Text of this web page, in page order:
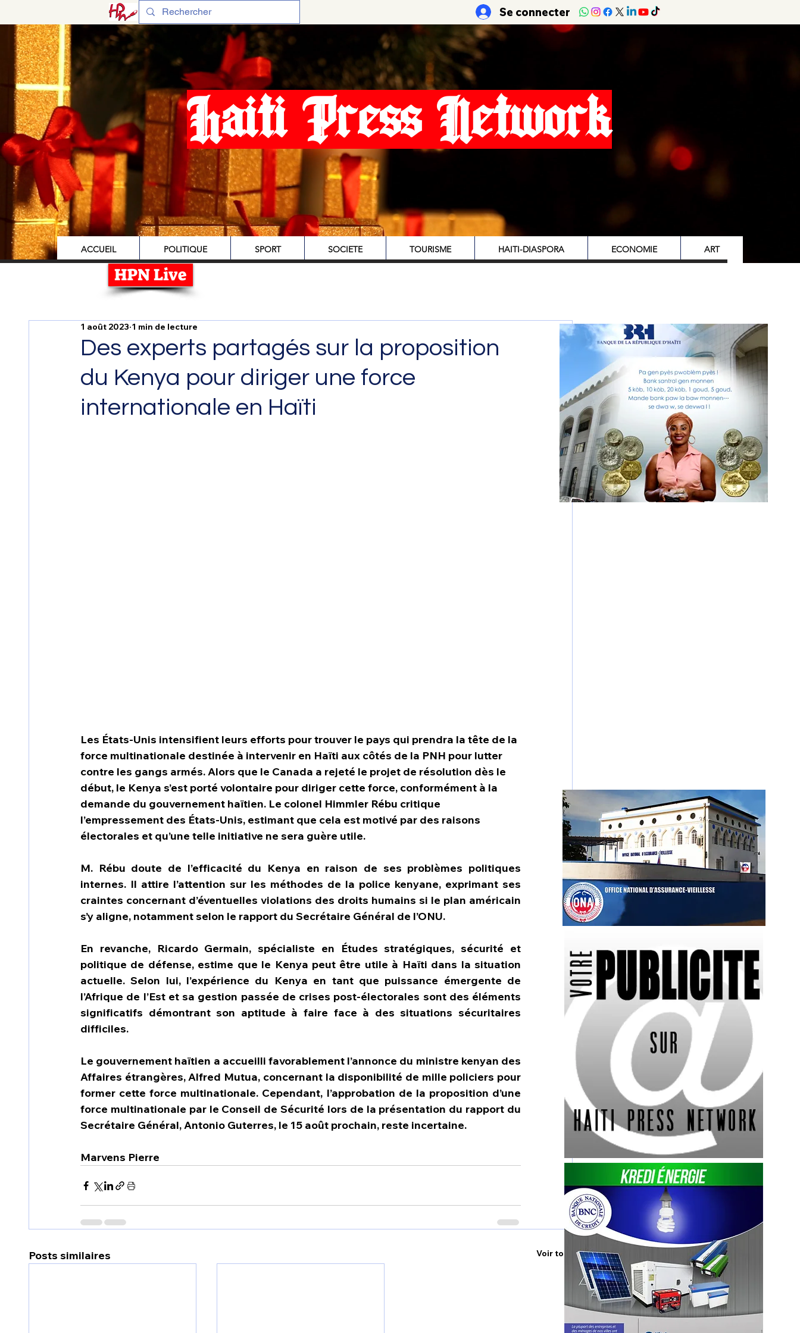
Se connecter
Haiti Press Network
ACCUEIL POLITIQUE SPORT SOCIETE TOURISME HAITI-DIASPORA ECONOMIE ART
HPN Live
Des experts partagés sur la proposition
du Kenya pour diriger une force
internationale en Haïti
1 août 2023 1 min de lecture
Les États-Unis intensifient leurs efforts pour trouver le pays qui prendra la tête de la
force multinationale destinée à intervenir en Haïti aux côtés de la PNH pour lutter
contre les gangs armés. Alors que le Canada a rejeté le projet de résolution dès le
début, le Kenya s’est porté volontaire pour diriger cette force, conformément à la
demande du gouvernement haïtien. Le colonel Himmler Rébu critique
l’empressement des États-Unis, estimant que cela est motivé par des raisons
électorales et qu’une telle initiative ne sera guère utile.
M. Rébu doute de l’efficacité du Kenya en raison de ses problèmes politiques
internes. Il attire l’attention sur les méthodes de la police kenyane, exprimant ses
craintes concernant d’éventuelles violations des droits humains si le plan américain
s’y aligne, notamment selon le rapport du Secrétaire Général de l’ONU.
En revanche, Ricardo Germain, spécialiste en Études stratégiques, sécurité et
politique de défense, estime que le Kenya peut être utile à Haïti dans la situation
actuelle. Selon lui, l’expérience du Kenya en tant que puissance émergente de
l’Afrique de l’Est et sa gestion passée de crises post-électorales sont des éléments
significatifs démontrant son aptitude à faire face à des situations sécuritaires
difficiles.
Le gouvernement haïtien a accueilli favorablement l’annonce du ministre kenyan des
Affaires étrangères, Alfred Mutua, concernant la disponibilité de mille policiers pour
former cette force multinationale. Cependant, l’approbation de la proposition d’une
force multinationale par le Conseil de Sécurité lors de la présentation du rapport du
Secrétaire Général, Antonio Guterres, le 15 août prochain, reste incertaine.
Marvens Pierre
Posts similaires Voir tout